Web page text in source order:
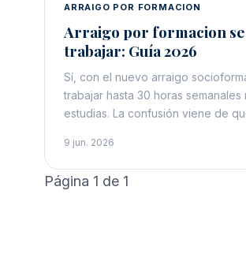
ARRAIGO POR FORMACION
Arraigo por formacion
trabajar: Guía 2026
Sí, con el nuevo arraigo
trabajar hasta 30 horas semanales
estudias. La confusión viene de
9 jun. 2026
Página 1 de 1